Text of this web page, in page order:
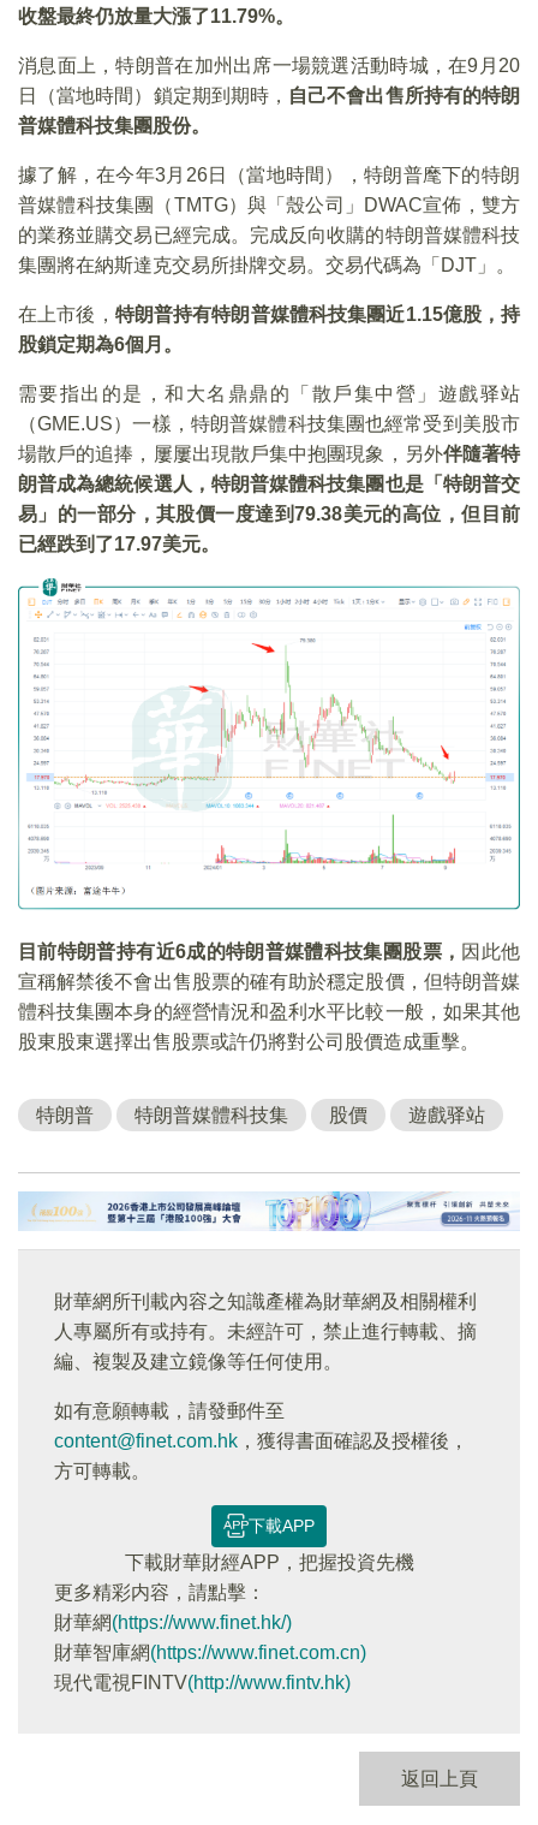
收盤最終仍放量大漲了11.79%。
消息面上，特朗普在加州出席一場競選活動時城，在9月20
日（當地時間）鎖定期到期時， 自己不會出售所持有的特朗
普媒體科技集團股份。
據了解，在今年3月26日（當地時間），特朗普麾下的特朗
普媒體科技集團（TMTG）與「殼公司」DWAC宣佈，雙方
的業務並購交易已經完成。完成反向收購的特朗普媒體科技
集團將在納斯達克交易所掛牌交易。交易代碼為「DJT」。
在上市後， 特朗普持有特朗普媒體科技集團近1.15億股，持
股鎖定期為6個月。
需要指出的是，和大名鼎鼎的「散戶集中營」遊戲驿站
（GME.US）一樣，特朗普媒體科技集團也經常受到美股市
場散戶的追捧，屢屢出現散戶集中抱團現象，另外伴隨著特
朗普成為總統候選人，特朗普媒體科技集團也是「特朗普交
易」的一部分，其股價一度達到79.38美元的高位，但目前
已經跌到了17.97美元。
目前特朗普持有近6成的特朗普媒體科技集團股票， 因此他
宣稱解禁後不會出售股票的確有助於穩定股價，但特朗普媒
體科技集團本身的經營情況和盈利水平比較一般，如果其他
股東股東選擇出售股票或許仍將對公司股價造成重擊。
特朗普 特朗普媒體科技集 股價 遊戲驿站
財華網所刊載內容之知識產權為財華網及相關權利
人專屬所有或持有。未經許可，禁止進行轉載、摘
編、複製及建立鏡像等任何使用。
如有意願轉載，請發郵件至
content@finet.com.hk ，獲得書面確認及授權後，
方可轉載。
下載APP
下載財華財經APP，把握投資先機
更多精彩内容，請點擊：
財華網(https://www.finet.hk/)
財華智庫網(https://www.finet.com.cn)
現代電視FINTV(http://www.fintv.hk)
返回上頁